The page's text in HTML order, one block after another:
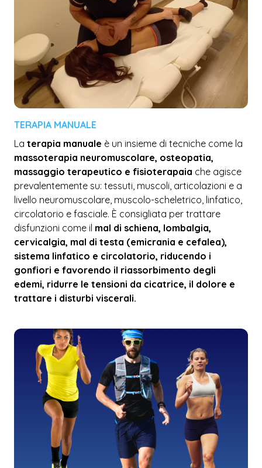
TERAPIA MANUALE
La terapia manuale è un insieme di tecniche come la
massoterapia neuromuscolare, osteopatia,
massaggio terapeutico e fisioterapaia che agisce
prevalentemente su: tessuti, muscoli, articolazioni e a
livello neuromuscolare, muscolo-scheletrico, linfatico,
circolatorio e fasciale. È consigliata per trattare
disfunzioni come il mal di schiena, lombalgia,
cervicalgia, mal di testa (emicrania e cefalea),
sistema linfatico e circolatorio, riducendo i
gonfiori e favorendo il riassorbimento degli
edemi, ridurre le tensioni da cicatrice, il dolore e
trattare i disturbi viscerali.